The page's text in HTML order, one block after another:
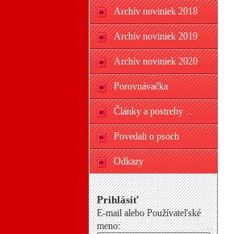
Archív noviniek 2018
Archív noviniek 2019
Archív noviniek 2020
Porovnávačka
Články a postrehy ...
Povedali o psoch
Odkazy
Prihlásiť
E-mail alebo Používateľské
meno: